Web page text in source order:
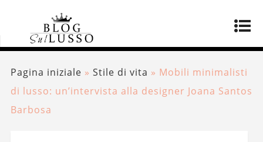
Pagina iniziale » Stile di vita » Mobili minimalisti
di lusso: un’intervista alla designer Joana Santos
Barbosa